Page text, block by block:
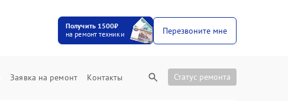
Получить 1500₽
на ремонт техники
Перезвоните мне
Заявка на ремонт Контакты Статус ремонта